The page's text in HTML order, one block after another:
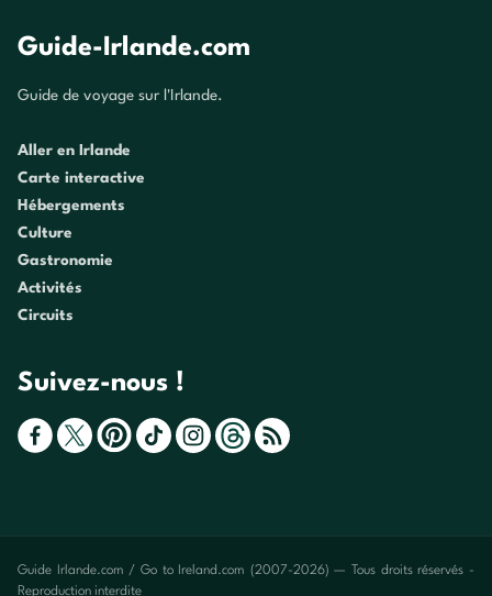
Guide-Irlande.com
Guide de voyage sur l'Irlande.
Aller en Irlande
Carte interactive
Hébergements
Culture
Gastronomie
Activités
Circuits
Suivez-nous !
Guide Irlande.com / Go to Ireland.com (2007-2026) — Tous droits réservés -
Reproduction interdite